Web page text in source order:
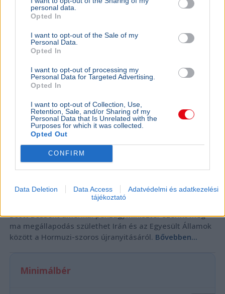
personal data.
Opted In
I want to opt-out of the Sale of my
Personal Data.
Opted In
I want to opt-out of processing my
Personal Data for Targeted Advertising.
Opted In
I want to opt-out of Collection, Use,
Retention, Sale, and/or Sharing of my
Personal Data that Is Unrelated with the
Purposes for which it was collected.
Opted Out
CONFIRM
Data Deletion Data Access
Adatvédelmi és adatkezelési
tájékoztató
Amerika bejelentette: közel a Hormuzi-
szoros megnyitása
Kőolaj Gazdaság
Scott Bessent amerikai pénzügyminiszter szerint még
ma megállapodás születhet Irán és az Egyesült Államok
között a Hormuzi-szoros újranyitásáról. Bővebben...
Minimálbér